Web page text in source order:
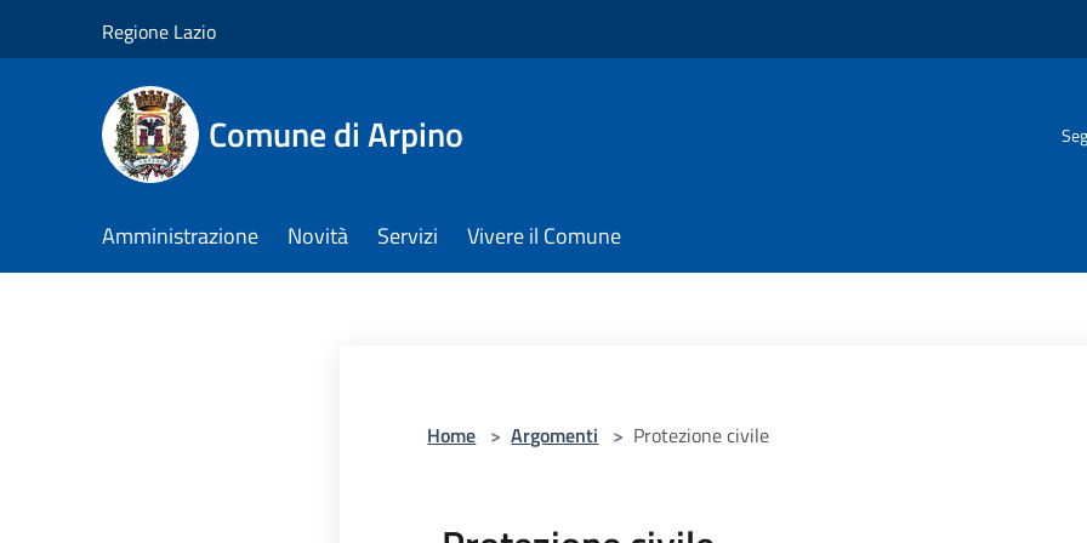
Regione Lazio
Comune di Arpino
Amministrazione Novità Servizi Vivere il Comune
Home > Argomenti > Protezione civile